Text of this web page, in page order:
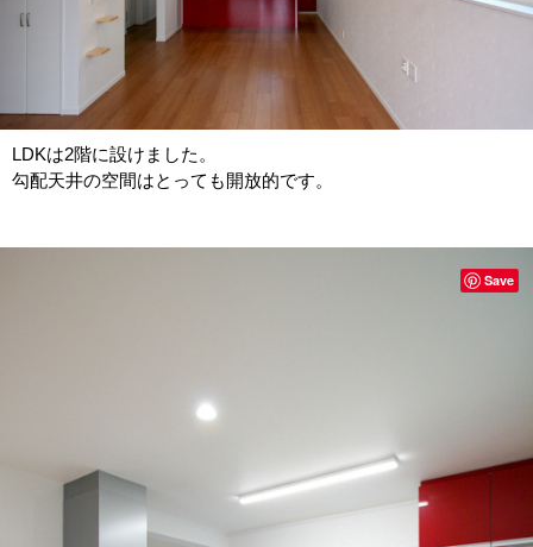
LDKは2階に設けました。
勾配天井の空間はとっても開放的です。
Save